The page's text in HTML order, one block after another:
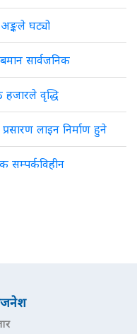
घट्यो
सार्वजनिक
वृद्धि
लाइन निर्माण हुने
सम्पर्कविहीन